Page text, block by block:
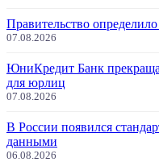
Правительство
07.08.2026
ЮниКредит Банк
для юрлиц
07.08.2026
В России появился
данными
06.08.2026